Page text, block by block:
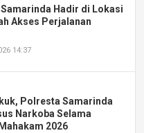
Hadir di Lokasi
Akses Perjalanan
14:37
Polresta Samarinda
Narkoba Selama
2026